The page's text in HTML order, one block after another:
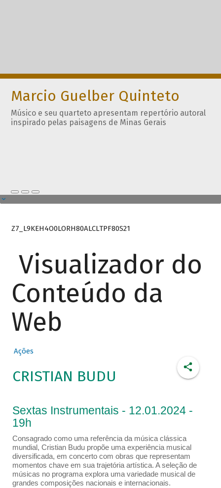
Marcio Guelber Quinteto
Músico e seu quarteto apresentam repertório autoral
inspirado pelas paisagens de Minas Gerais
Z7_L9KEH4O0LORH80ALCLTPF80S21
Visualizador do
Conteúdo da
Web
Ações
CRISTIAN BUDU
Sextas Instrumentais - 12.01.2024 -
19h
Consagrado como uma referência da música clássica
mundial, Cristian Budu propõe uma experiência musical
diversificada, em concerto com obras que representam
momentos chave em sua trajetória artística. A seleção de
músicas no programa explora uma variedade musical de
grandes composições nacionais e internacionais.